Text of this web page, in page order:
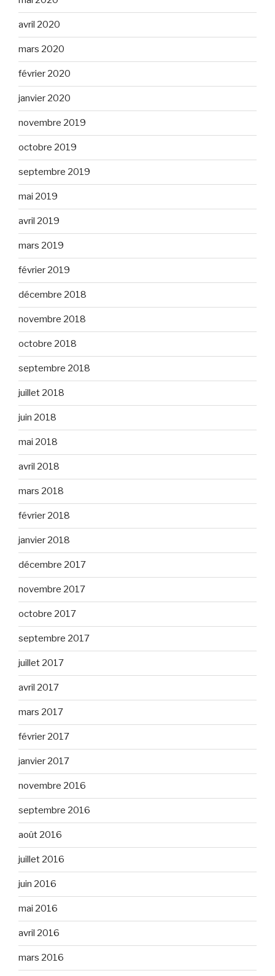
avril 2020
mars 2020
février 2020
janvier 2020
novembre 2019
octobre 2019
septembre 2019
mai 2019
avril 2019
mars 2019
février 2019
décembre 2018
novembre 2018
octobre 2018
septembre 2018
juillet 2018
juin 2018
mai 2018
avril 2018
mars 2018
février 2018
janvier 2018
décembre 2017
novembre 2017
octobre 2017
septembre 2017
juillet 2017
avril 2017
mars 2017
février 2017
janvier 2017
novembre 2016
septembre 2016
août 2016
juillet 2016
juin 2016
mai 2016
avril 2016
mars 2016